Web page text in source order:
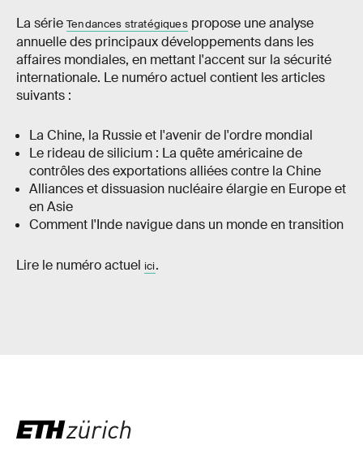
La série Tendances stratégiquespropose une analyse
annuelle des principaux développements dans les
affaires mondiales, en mettant l'accent sur la sécurité
internationale. Le numéro actuel contient les articles
suivants :
La Chine, la Russie et l'avenir de l'ordre mondial
Le rideau de silicium : La quête américaine de
contrôles des exportations alliées contre la Chine
Alliances et dissuasion nucléaire élargie en Europe et
en Asie
Comment l'Inde navigue dans un monde en transition
Lire le numéro actuel ici.